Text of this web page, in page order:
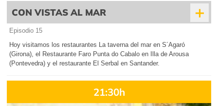
CON VISTAS AL MAR +
Episodio 15
Hoy visitamos los restaurantes La taverna del mar en S´Agaró
(Girona), el Restaurante Faro Punta do Cabalo en Illa de Arousa
(Pontevedra) y el restaurante El Serbal en Santander.
21:30h